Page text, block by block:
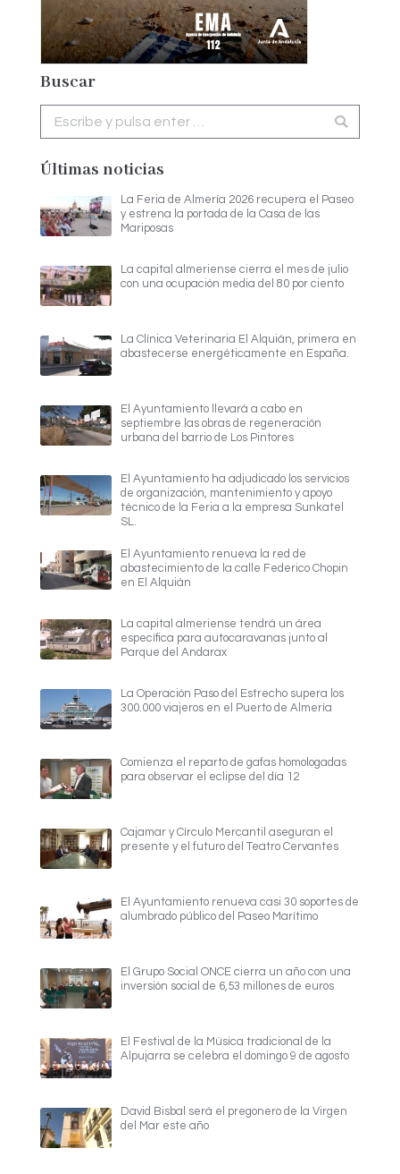
Buscar
Últimas noticias
La Feria de Almería 2026 recupera el Paseo
y estrena la portada de la Casa de las
Mariposas
La capital almeriense cierra el mes de julio
con una ocupación media del 80 por ciento
La Clínica Veterinaria El Alquián, primera en
abastecerse energéticamente en España.
El Ayuntamiento llevará a cabo en
septiembre las obras de regeneración
urbana del barrio de Los Pintores
El Ayuntamiento ha adjudicado los servicios
de organización, mantenimiento y apoyo
técnico de la Feria a la empresa Sunkatel
SL.
El Ayuntamiento renueva la red de
abastecimiento de la calle Federico Chopin
en El Alquián
La capital almeriense tendrá un área
específica para autocaravanas junto al
Parque del Andarax
La Operación Paso del Estrecho supera los
300.000 viajeros en el Puerto de Almería
Comienza el reparto de gafas homologadas
para observar el eclipse del día 12
Cajamar y Círculo Mercantil aseguran el
presente y el futuro del Teatro Cervantes
El Ayuntamiento renueva casi 30 soportes de
alumbrado público del Paseo Marítimo
El Grupo Social ONCE cierra un año con una
inversión social de 6,53 millones de euros
El Festival de la Música tradicional de la
Alpujarra se celebra el domingo 9 de agosto
David Bisbal será el pregonero de la Virgen
del Mar este año